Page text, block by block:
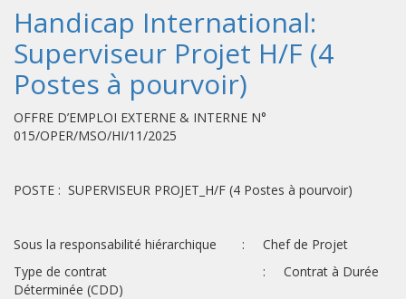
Handicap International:
Superviseur Projet H/F (4
Postes à pourvoir)
OFFRE D’EMPLOI EXTERNE & INTERNE N°
015/OPER/MSO/HI/11/2025
POSTE : SUPERVISEUR PROJET_H/F (4 Postes à pourvoir)
Sous la responsabilité hiérarchique : Chef de Projet
Type de contrat : Contrat à Durée
Déterminée (CDD)